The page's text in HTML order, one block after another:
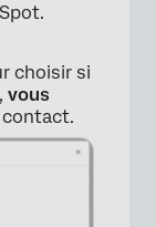
choisir si
, vous
contact.